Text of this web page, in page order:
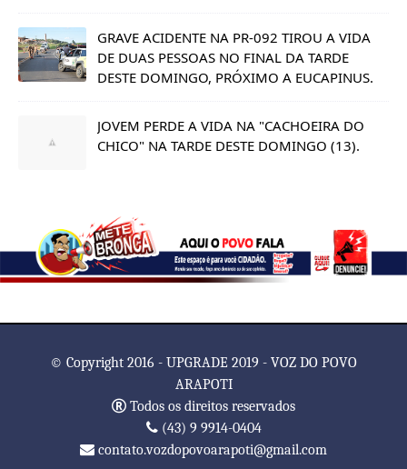
GRAVE ACIDENTE NA PR-092 TIROU A VIDA
DE DUAS PESSOAS NO FINAL DA TARDE
DESTE DOMINGO, PRÓXIMO A EUCAPINUS.
JOVEM PERDE A VIDA NA "CACHOEIRA DO
CHICO" NA TARDE DESTE DOMINGO (13).
© Copyright 2016 - UPGRADE 2019 - VOZ DO POVO
ARAPOTI
Todos os direitos reservados
(43) 9 9914-0404
contato.vozdopovoarapoti@gmail.com